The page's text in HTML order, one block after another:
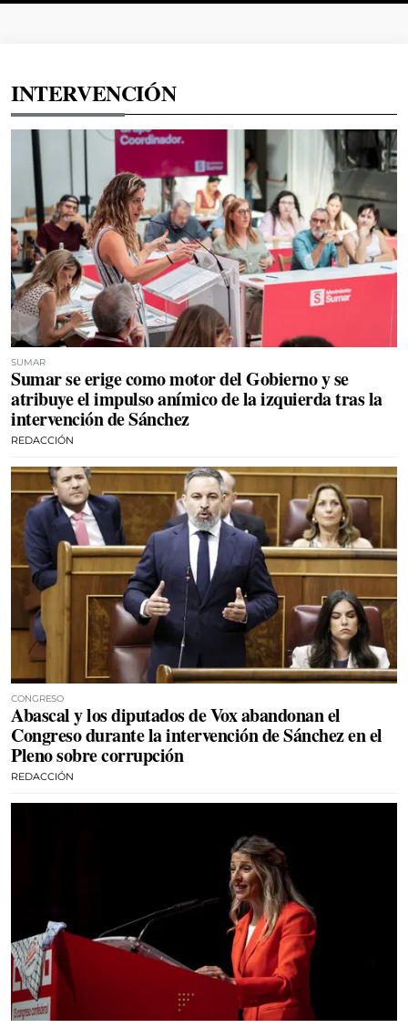
INTERVENCIÓN
SUMAR
Sumar se erige como motor del Gobierno y se
atribuye el impulso anímico de la izquierda tras la
intervención de Sánchez
REDACCIÓN
CONGRESO
Abascal y los diputados de Vox abandonan el
Congreso durante la intervención de Sánchez en el
Pleno sobre corrupción
REDACCIÓN